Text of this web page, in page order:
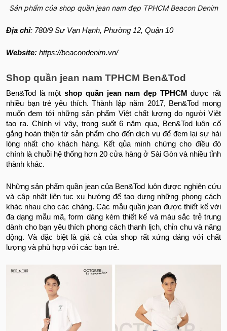
Sản phẩm của shop quần jean nam đẹp TPHCM Beacon Denim
Địa chỉ: 780/9 Sư Vạn Hạnh, Phường 12, Quận 10
Website: https://beacondenim.vn/
Shop quần jean nam TPHCM Ben&Tod
Ben&Tod là mộtshop quần jean nam đẹp TPHCM được rất
nhiều bạn trẻ yêu thích. Thành lập năm 2017, Ben&Tod mong
muốn đem tới những sản phẩm Việt chất lượng do người Việt
tạo ra. Chính vì vậy, trong suốt 6 năm qua, Ben&Tod luôn cố
gắng hoàn thiện từ sản phẩm cho đến dịch vụ để đem lại sự hài
lòng nhất cho khách hàng. Kết qủa minh chứng cho điều đó
chính là chuỗi hệ thống hơn 20 cửa hàng ở Sài Gòn và nhiều tỉnh
thành khác.
Những sản phẩm quần jean của Ben&Tod luôn được nghiên cứu
và cập nhật liên tục xu hướng để tạo dựng những phong cách
khác nhau cho các chàng. Các mẫu quần jean được thiết kế với
đa dạng mẫu mã, form dáng kèm thiết kế và màu sắc trẻ trung
dành cho bạn yêu thích phong cách thanh lịch, chỉn chu và năng
động. Và đặc biệt là giá cả của shop rất xứng đáng với chất
lượng và phù hợp với các bạn trẻ.